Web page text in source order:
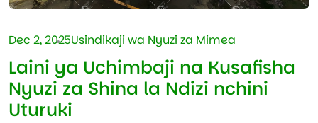
Dec 2, 2025Usindikaji wa Nyuzi za Mimea
Laini ya Uchimbaji na Kusafisha
Nyuzi za Shina la Ndizi nchini
Uturuki